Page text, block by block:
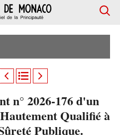
n° 2026-176 d'un
Qualifié à
Publique.